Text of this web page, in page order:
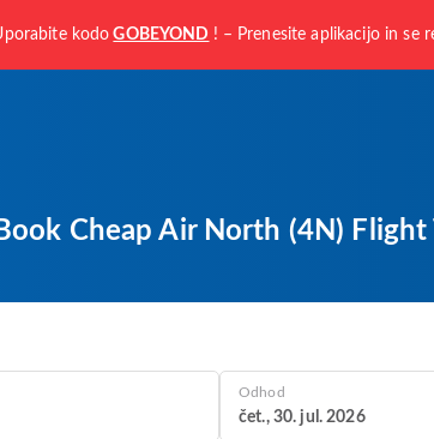
kodo GOBEYOND ! – Prenesite aplikacijo in se
Cheap Air North (4N) Flight
Odhod
čet., 30. jul. 2026